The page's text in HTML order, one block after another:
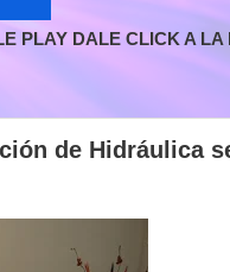
PLAY DALE CLICK A
de Hidráulica